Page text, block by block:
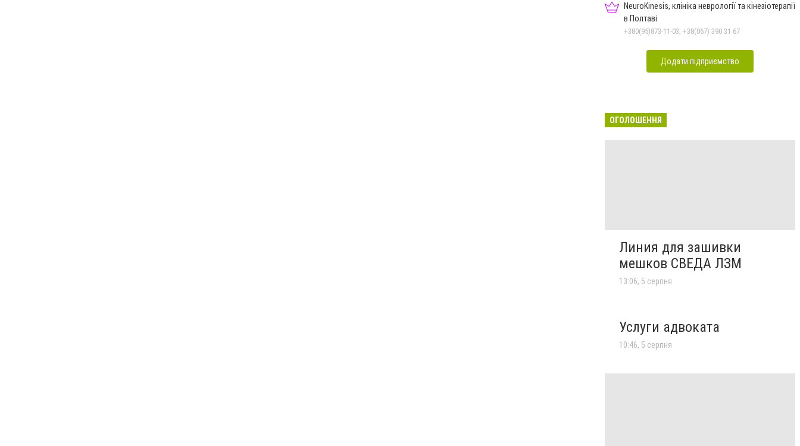
NeuroKinesis, клініка неврології та кінезіотерапії
в Полтаві
+380(95)873-11-03, +38(067) 390 31 67
Додати підприємство
ОГОЛОШЕННЯ
Линия для зашивки
мешков СВЕДА ЛЗМ
13:06, 5 серпня
Услуги адвоката
10:46, 5 серпня